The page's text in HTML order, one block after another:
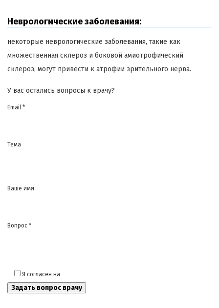
Неврологические заболевания:
некоторые неврологические заболевания, такие как
множественная склероз и боковой амиотрофический
склероз, могут привести к атрофии зрительного нерва.
У вас остались вопросы к врачу?
Email *
Тема
Ваше имя
Вопрос *
Я согласен на